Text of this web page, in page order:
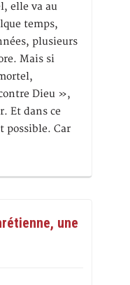
elle va au
temps,
plusieurs
Mais si
Dieu »,
Et dans ce
possible. Car
une